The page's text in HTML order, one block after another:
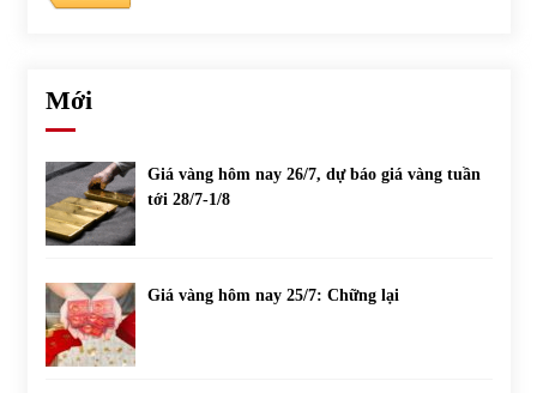
Mới
Giá vàng hôm nay 26/7, dự báo giá vàng tuần
tới 28/7-1/8
Giá vàng hôm nay 25/7: Chững lại